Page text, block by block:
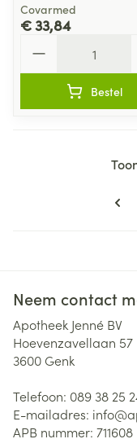
Covarmed
€ 33,84
Bestel
Neem contact
Apotheek Jenné BV
Hoevenzavellaan 57
3600 Genk
Telefoon: 089 38 25
E-mailadres: info@
APB nummer: 711608